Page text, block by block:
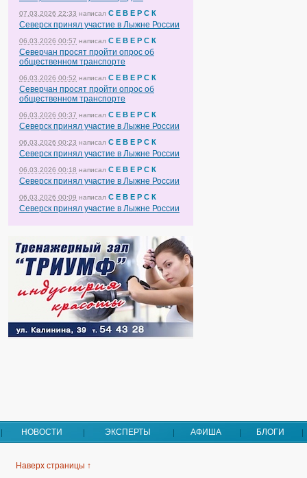
07.03.2026 22:33 написал С Е В Е Р С К
Северск принял участие в Лыжне России
06.03.2026 00:57 написал С Е В Е Р С К
Северчан просят пройти опрос об
общественном транспорте
06.03.2026 00:52 написал С Е В Е Р С К
Северчан просят пройти опрос об
общественном транспорте
06.03.2026 00:37 написал С Е В Е Р С К
Северск принял участие в Лыжне России
06.03.2026 00:23 написал С Е В Е Р С К
Северск принял участие в Лыжне России
06.03.2026 00:18 написал С Е В Е Р С К
Северск принял участие в Лыжне России
06.03.2026 00:09 написал С Е В Е Р С К
Северск принял участие в Лыжне России
НОВОСТИ ЭКСПЕРТЫ АФИША БЛОГИ
Наверх страницы ↑